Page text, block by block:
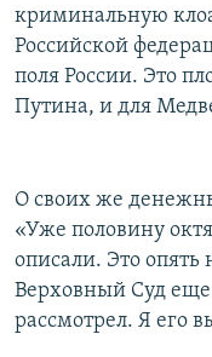
криминальную
Российской
поля России. Это
Путина, и для
О своих же
«Уже половину
описали. Это опять
Верховный Суд еще
рассмотрел. Я его